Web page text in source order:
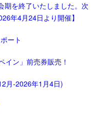
期を終了いたしました。次
年4月24日より開催】
ート
イン」前売券販売！
月-2026年1月4日)